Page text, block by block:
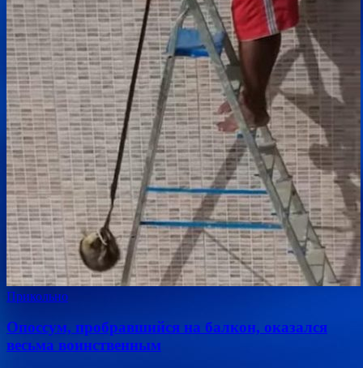
Прикольно
Опоссум, пробравшийся на балкон, оказался
весьма воинственным